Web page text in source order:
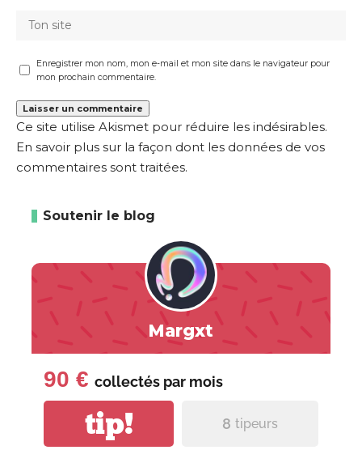
Enregistrer mon nom, mon e-mail et mon site dans le navigateur pour
mon prochain commentaire.
Ce site utilise Akismet pour réduire les indésirables.
En savoir plus sur la façon dont les données de vos
commentaires sont traitées.
Soutenir le blog
Margxt
90 € collectés par mois
tip! 8 tipeurs